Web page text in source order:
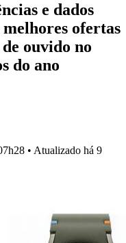
e dados
ofertas
ouvido no
do ano
• Atualizado há 9